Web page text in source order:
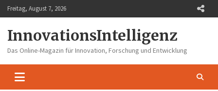
Skip
to
Freitag, August 7, 2026
InnovationsIntelligenz
Das Online-Magazin für Innovation, Forschung und Entwicklung